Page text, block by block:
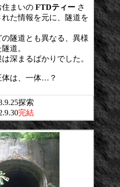
まいの FTDティー さ
た情報を元に、隧道を
隧道とも異なる、異様
道。
深まるばかりでした。
体は、一体…？
探索
完結